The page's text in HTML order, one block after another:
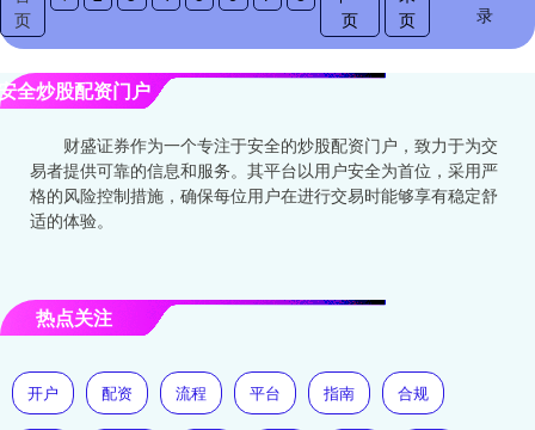
页
页
页
录
全炒股配资门户
财盛证券作为一个专注于安全的炒股配资门户，致力于为交
易者提供可靠的信息和服务。其平台以用户安全为首位，采用严
格的风险控制措施，确保每位用户在进行交易时能够享有稳定舒
适的体验。
热点关注
开户 配资 流程 平台 指南 合规